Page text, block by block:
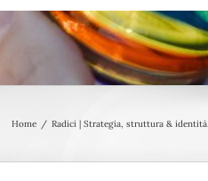
Home Radici | Strategia, struttura & identità